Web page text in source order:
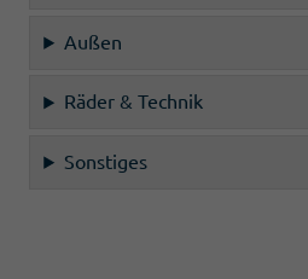
Außen
Räder & Technik
Sonstiges